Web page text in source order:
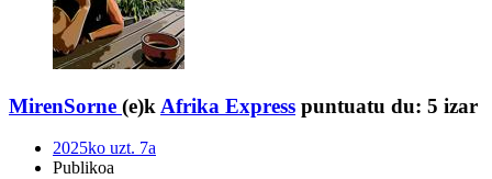
MirenSorne (e)k Afrika Express puntuatu du: 5 izar
2025ko uzt. 7a
Publikoa